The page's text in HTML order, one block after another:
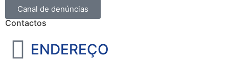
Canal de denúncias
Contactos
ENDEREÇO